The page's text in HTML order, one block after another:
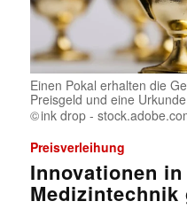
Einen Pokal erhalten die
Preisgeld und eine
ink drop -
Preisverleihung
Innovationen
Medizintechnik